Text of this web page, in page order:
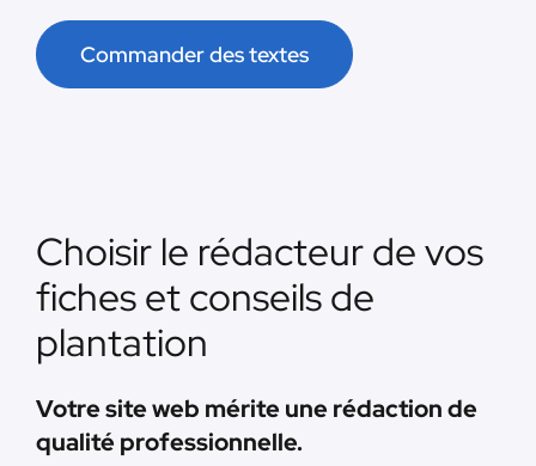
Commander des textes
Choisir le rédacteur de vos
fiches et conseils de
plantation
Votre site web mérite une rédaction de
qualité professionnelle.